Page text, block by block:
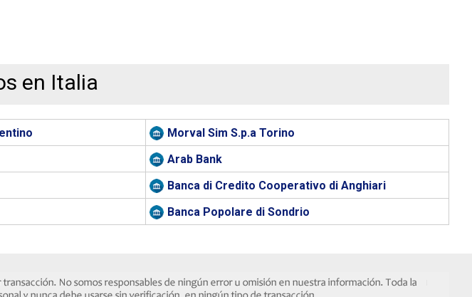
en Italia
Morval Sim S.p.a Torino
Arab Bank
Banca di Credito Cooperativo di Anghiari
Banca Popolare di Sondrio